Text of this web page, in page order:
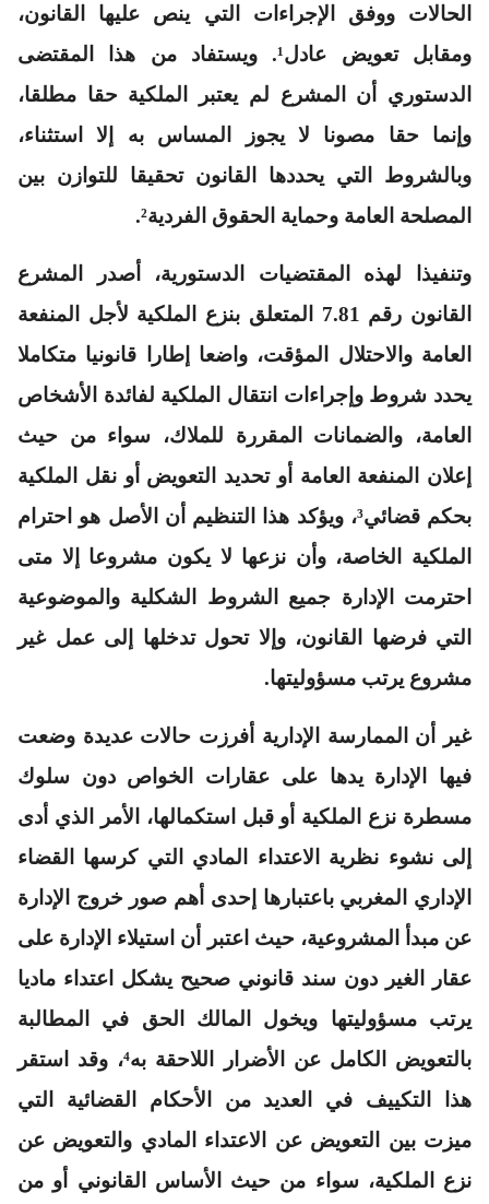
الحالات ووفق الإجراءات التي ينص عليها القانون،
ومقابل تعويض عادل¹. ويستفاد من هذا المقتضى
الدستوري أن المشرع لم يعتبر الملكية حقا مطلقا،
وإنما حقا مصونا لا يجوز المساس به إلا استثناء،
وبالشروط التي يحددها القانون تحقيقا للتوازن بين
المصلحة العامة وحماية الحقوق الفردية².
وتنفيذا لهذه المقتضيات الدستورية، أصدر المشرع
القانون رقم 7.81 المتعلق بنزع الملكية لأجل المنفعة
العامة والاحتلال المؤقت، واضعا إطارا قانونيا متكاملا
يحدد شروط وإجراءات انتقال الملكية لفائدة الأشخاص
العامة، والضمانات المقررة للملاك، سواء من حيث
إعلان المنفعة العامة أو تحديد التعويض أو نقل الملكية
بحكم قضائي³، ويؤكد هذا التنظيم أن الأصل هو احترام
الملكية الخاصة، وأن نزعها لا يكون مشروعا إلا متى
احترمت الإدارة جميع الشروط الشكلية والموضوعية
التي فرضها القانون، وإلا تحول تدخلها إلى عمل غير
مشروع يرتب مسؤوليتها.
غير أن الممارسة الإدارية أفرزت حالات عديدة وضعت
فيها الإدارة يدها على عقارات الخواص دون سلوك
مسطرة نزع الملكية أو قبل استكمالها، الأمر الذي أدى
إلى نشوء نظرية الاعتداء المادي التي كرسها القضاء
الإداري المغربي باعتبارها إحدى أهم صور خروج الإدارة
عن مبدأ المشروعية، حيث اعتبر أن استيلاء الإدارة على
عقار الغير دون سند قانوني صحيح يشكل اعتداء ماديا
يرتب مسؤوليتها ويخول المالك الحق في المطالبة
بالتعويض الكامل عن الأضرار اللاحقة به⁴، وقد استقر
هذا التكييف في العديد من الأحكام القضائية التي
ميزت بين التعويض عن الاعتداء المادي والتعويض عن
نزع الملكية، سواء من حيث الأساس القانوني أو من